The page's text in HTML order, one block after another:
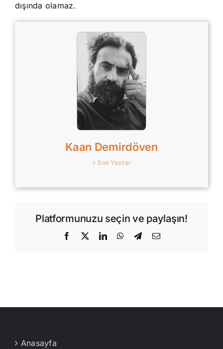
dışında olamaz.
Kaan Demirdöven
+ Son Yazılar
Platformunuzu seçin ve paylaşın!
Facebook
X LinkedInWhatsApp
Telegram
E-
Anasayfa